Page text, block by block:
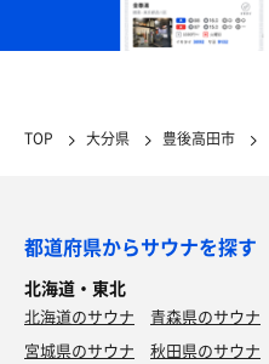
TOP 大分県 豊後高田市
都道府県からサウナを探す
北海道・東北
北海道のサウナ 青森県のサウナ
宮城県のサウナ
秋田県のサウナ